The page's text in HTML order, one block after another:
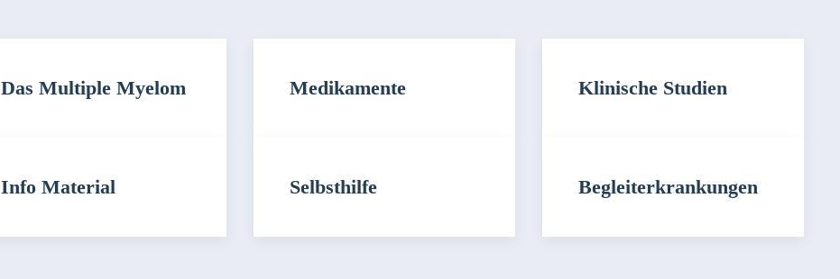
Das Multiple Myelom Medikamente Klinische Studien
Info Material Selbsthilfe Begleiterkrankungen